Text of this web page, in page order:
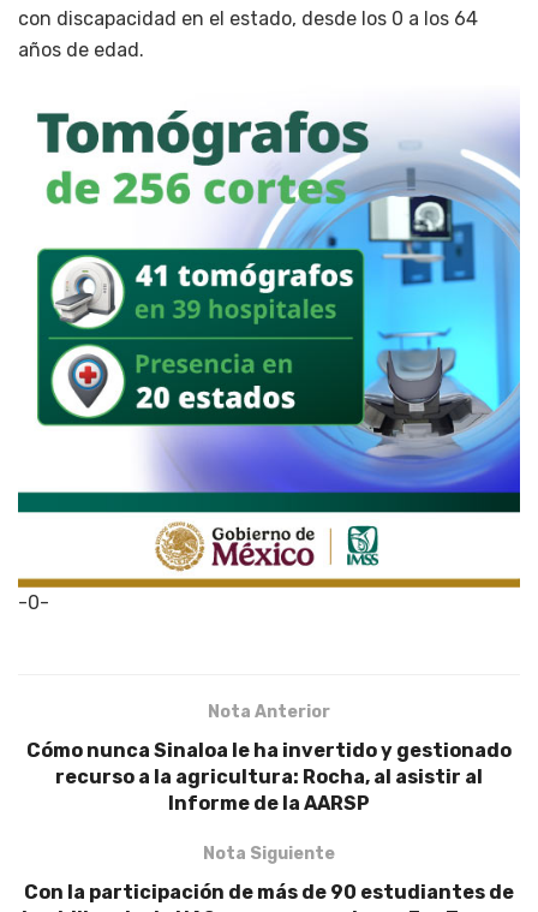
con discapacidad en el estado, desde los 0 a los 64
años de edad.
-0-
Nota Anterior
Cómo nunca Sinaloa le ha invertido y gestionado
recurso a la agricultura: Rocha, al asistir al
Informe de la AARSP
Nota Siguiente
Con la participación de más de 90 estudiantes de